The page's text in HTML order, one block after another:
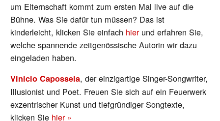
um Elternschaft kommt zum ersten Mal live auf die
Bühne. Was Sie dafür tun müssen? Das ist
kinderleicht, klicken Sie einfach hierund erfahren Sie,
welche spannende zeitgenössische Autorin wir dazu
eingeladen haben.
Vinicio Capossela, der einzigartige Singer-Songwriter,
Illusionist und Poet. Freuen Sie sich auf ein Feuerwerk
exzentrischer Kunst und tiefgründiger Songtexte,
klicken Sie hier »